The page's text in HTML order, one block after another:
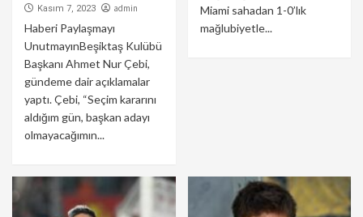
Kasım 7, 2023 admin
Haberi Paylaşmayı
UnutmayınBeşiktaş Kulübü
Başkanı Ahmet Nur Çebi,
gündeme dair açıklamalar
yaptı. Çebi, “Seçim kararını
aldığım gün, başkan adayı
olmayacağımın...
Miami sahadan 1-0’lık
mağlubiyetle...